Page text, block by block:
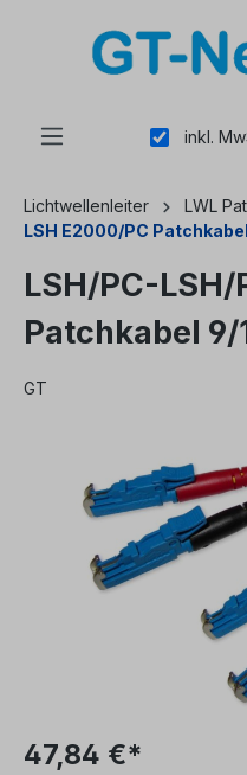
inkl.
Lichtwellenleiter
LWL
LSH E2000/PC Patchkabel
LSH/PC-LSH/
Patchkabel 9/
GT
Bildergalerie überspringen
47,84 €*